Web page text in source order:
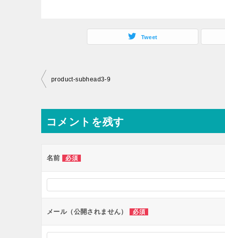
Tweet
投
ナ
ビ
ー
ョ
ン
product-subhead3-9
コメントを残す
名前 必須
メール（公開されません） 必須